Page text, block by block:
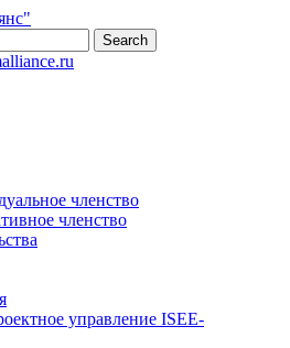
Search
членство
членство
управление ISEE-